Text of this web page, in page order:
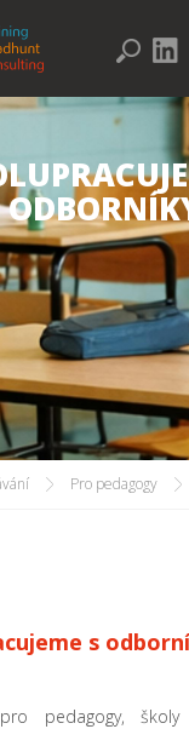
Pro pedagogy
s
pedagogy,